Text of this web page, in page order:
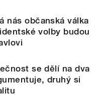
nás občanská válka
volby budou
se dělí na dva
druhý si